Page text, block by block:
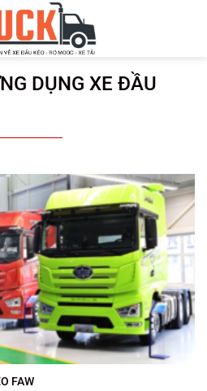
DỤNG XE ĐẦU
FAW